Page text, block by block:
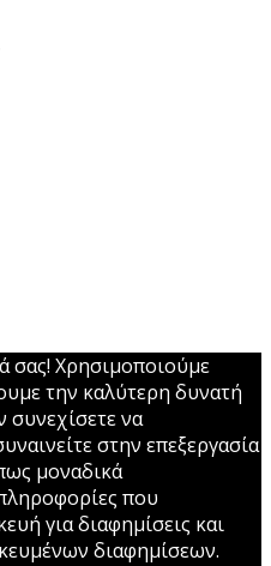
σας! Χρησιμοποιούμε
την καλύτερη δυνατή
συνεχίσετε να
στην επεξεργασία
μοναδικά
που
για διαφημίσεις και
διαφημίσεων.